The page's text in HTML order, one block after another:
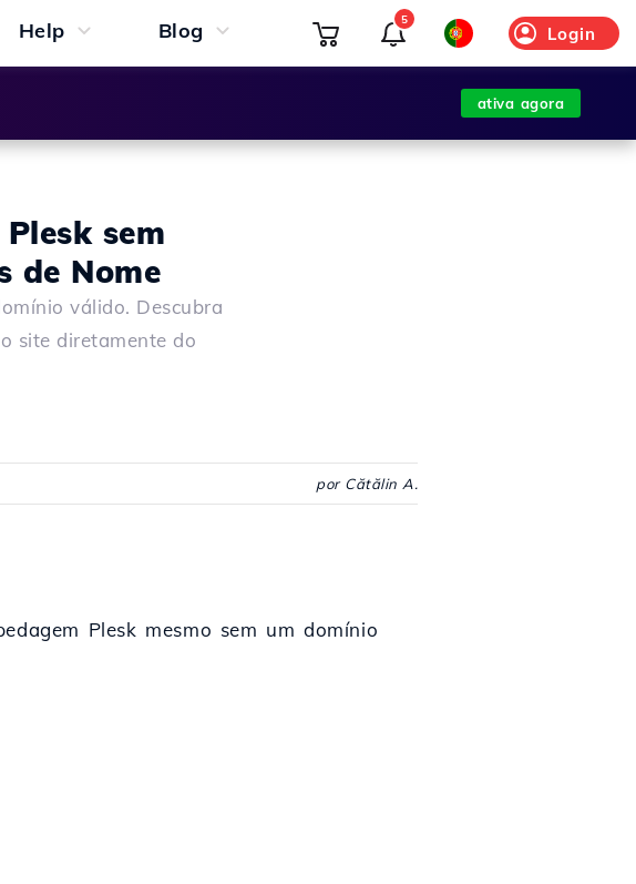
Help Blog Login
5
ativa agora
sem
de Nome
válido. Descubra
site diretamente do
por Cătălin A.
Plesk mesmo sem um domínio